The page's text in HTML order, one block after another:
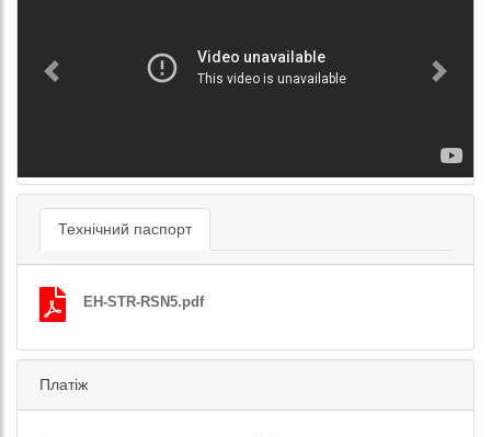
Previous Next
Технічний паспорт
EH-STR-RSN5.pdf
Платіж